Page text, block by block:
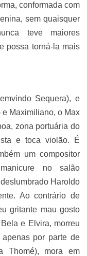
conformada com
sem quaisquer
teve maiores
possa torná-la mais
Sequera), e
Maximiliano, o Max
zona portuária do
e toca violão. É
um compositor
no salão
Haroldo
Ao contrário de
gritante mau gosto
e Elvira, morreu
por parte de
Thomé), mora em